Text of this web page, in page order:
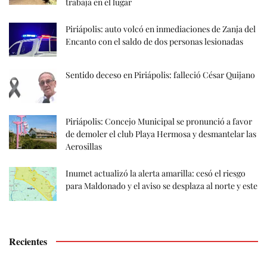
Piriápolis: auto volcó en inmediaciones de Zanja del
Encanto con el saldo de dos personas lesionadas
Sentido deceso en Piriápolis: falleció César Quijano
Piriápolis: Concejo Municipal se pronunció a favor
de demoler el club Playa Hermosa y desmantelar las
Aerosillas
Inumet actualizó la alerta amarilla: cesó el riesgo
para Maldonado y el aviso se desplaza al norte y este
Recientes